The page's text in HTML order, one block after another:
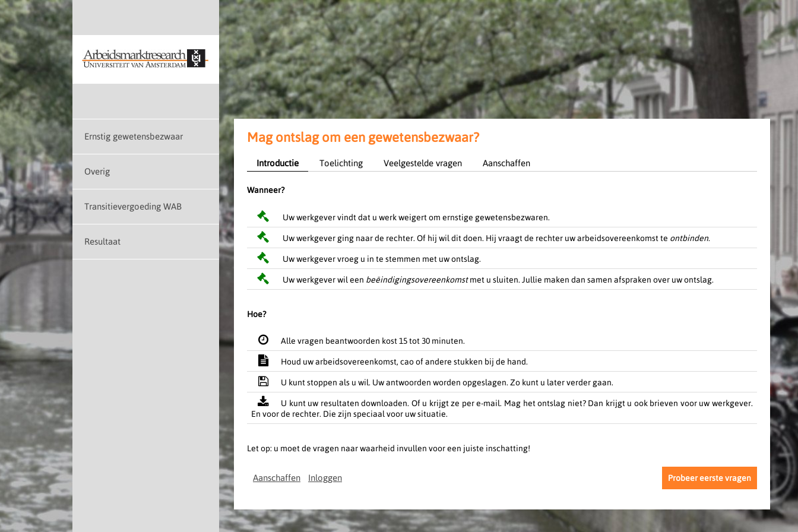
Ernstig gewetensbezwaar
Overig
Transitievergoeding WAB
Resultaat
Mag ontslag om een gewetensbezwaar?
Introductie Toelichting Veelgestelde vragen Aanschaffen
Wanneer?
Uw werkgever vindt dat u werk weigert om ernstige gewetensbezwaren.
Uw werkgever ging naar de rechter. Of hij wil dit doen. Hij vraagt de rechter uw arbeidsovereenkomst te ontbinden.
Uw werkgever vroeg u in te stemmen met uw ontslag.
Uw werkgever wil een beëindigingsovereenkomstmet u sluiten. Jullie maken dan samen afspraken over uw ontslag.
Hoe?
Alle vragen beantwoorden kost 15 tot 30 minuten.
Houd uw arbeidsovereenkomst, cao of andere stukken bij de hand.
U kunt stoppen als u wil. Uw antwoorden worden opgeslagen. Zo kunt u later verder gaan.
U kunt uw resultaten downloaden. Of u krijgt ze per e-mail. Mag het ontslag niet? Dan krijgt u ook brieven voor uw werkgever.
En voor de rechter. Die zijn speciaal voor uw situatie.
Let op: u moet de vragen naar waarheid invullen voor een juiste inschatting!
Probeer eerste vragen
Aanschaffen Inloggen